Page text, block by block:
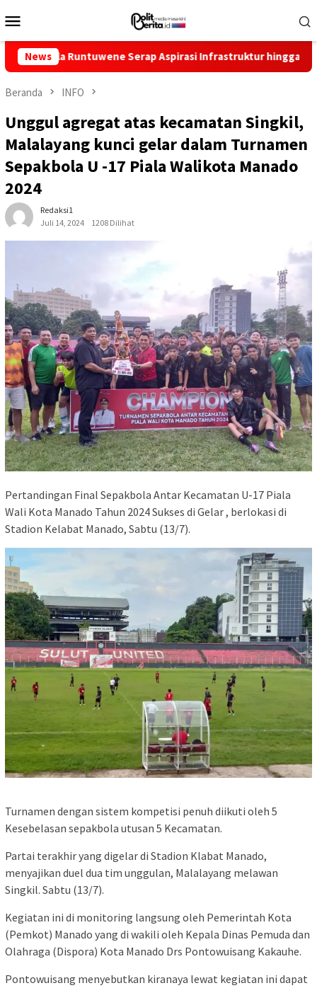
ke
Mobile
NewsSerap Aspirasi Infrastruktur hingga Pemberdayaan
Beranda INFO
Unggul agregat atas kecamatan Singkil,
Malalayang kunci gelar dalam Turnamen
Sepakbola U -17 Piala Walikota Manado
2024
Redaksi1
Juli 14, 2024
1208 Dilihat
Pertandingan Final Sepakbola Antar Kecamatan U-17 Piala
Wali Kota Manado Tahun 2024 Sukses di Gelar , berlokasi di
Stadion Kelabat Manado, Sabtu (13/7).
Turnamen dengan sistem kompetisi penuh diikuti oleh 5
Kesebelasan sepakbola utusan 5 Kecamatan.
Partai terakhir yang digelar di Stadion Klabat Manado,
menyajikan duel dua tim unggulan, Malalayang melawan
Singkil. Sabtu (13/7).
Kegiatan ini di monitoring langsung oleh Pemerintah Kota
(Pemkot) Manado yang di wakili oleh Kepala Dinas Pemuda dan
Olahraga (Dispora) Kota Manado Drs Pontowuisang Kakauhe.
Pontowuisang menyebutkan kiranaya lewat kegiatan ini dapat